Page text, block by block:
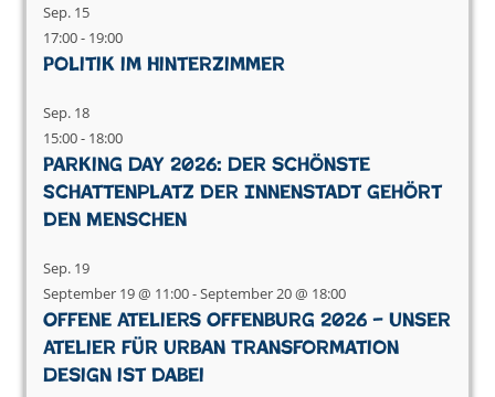
Sep. 15
17:00- 19:00
Politik im Hinterzimmer
Sep. 18
15:00- 18:00
Parking Day 2026: Der schönste
Schattenplatz der Innenstadt gehört
den Menschen
Sep. 19
September 19 @ 11:00-September 20 @ 18:00
Offene Ateliers Offenburg 2026 – Unser
Atelier für Urban Transformation
Design ist dabei